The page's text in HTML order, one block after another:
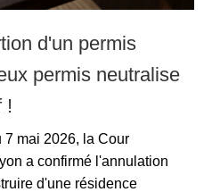
d'un permis
permis neutralise
!
7 mai 2026, la Cour
a confirmé l'annulation
d'une résidence